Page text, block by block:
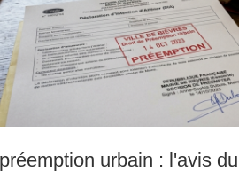
urbain : l'avis